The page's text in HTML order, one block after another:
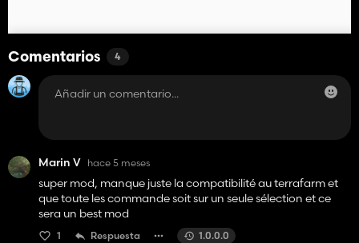
Comentarios 4
Marin V hace 5 meses
super mod, manque juste la compatibilité au terrafarm et
que toute les commande soit sur un seule sélection et ce
sera un best mod
1 Respuesta 1.0.0.0